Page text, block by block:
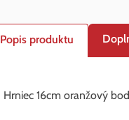
Popis produktu
Hrniec 16cm oranžový